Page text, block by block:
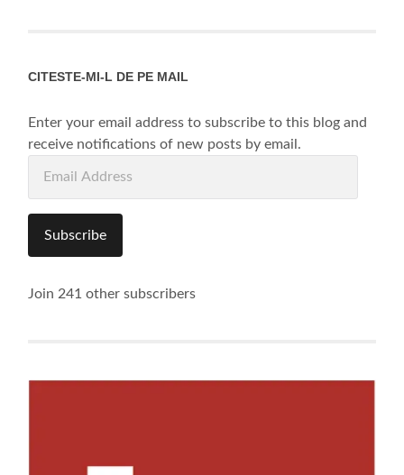
CITESTE-MI-L DE PE MAIL
Enter your email address to subscribe to this blog and
receive notifications of new posts by email.
Subscribe
Join 241 other subscribers